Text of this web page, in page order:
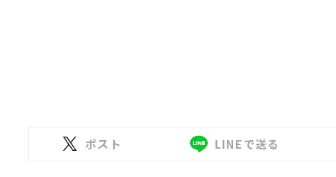
ポスト LINEで送る